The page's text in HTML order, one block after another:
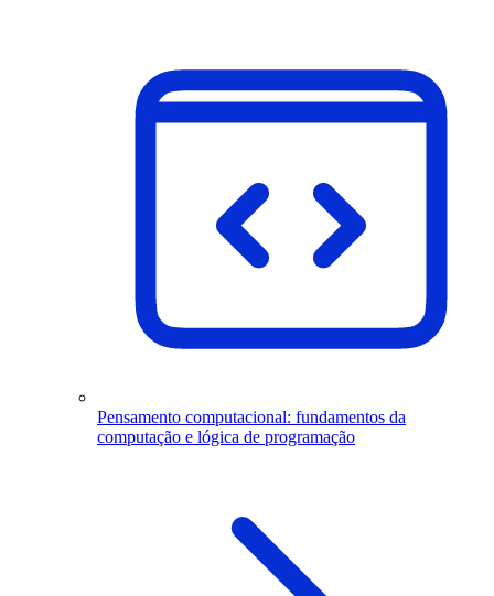
Pensamento computacional: fundamentos da
computação e lógica de programação